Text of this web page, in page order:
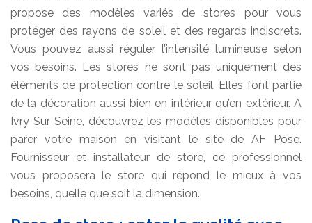
propose des modèles variés de stores pour vous
protéger des rayons de soleil et des regards indiscrets.
Vous pouvez aussi réguler l’intensité lumineuse selon
vos besoins. Les stores ne sont pas uniquement des
éléments de protection contre le soleil. Elles font partie
de la décoration aussi bien en intérieur qu’en extérieur. A
Ivry Sur Seine, découvrez les modèles disponibles pour
parer votre maison en visitant le site de AF Pose.
Fournisseur et installateur de store, ce professionnel
vous proposera le store qui répond le mieux à vos
besoins, quelle que soit la dimension.